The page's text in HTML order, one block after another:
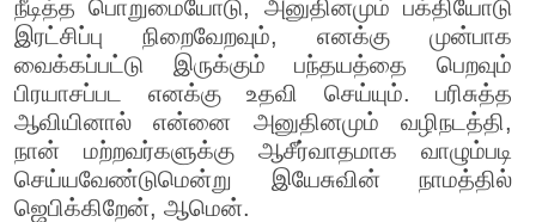
நீடித்த பொறுமையோடு, அனுதினமும் பக்தியோடு
இரட்சிப்பு நிறைவேறவும், எனக்கு முன்பாக
வைக்கப்பட்டு இருக்கும் பந்தயத்தை பெறவும்
பிரயாசப்பட எனக்கு உதவி செய்யும். பரிசுத்த
ஆவியினால் என்னை அனுதினமும் வழிநடத்தி,
நான் மற்றவர்களுக்கு ஆசீர்வாதமாக வாழும்படி
செய்யவேண்டுமென்று இயேசுவின் நாமத்தில்
ஜெபிக்கிறேன், ஆமென்.